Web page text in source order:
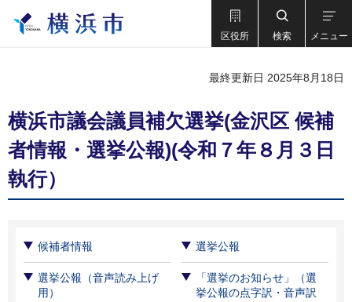
区役所 検索 メニュー
最終更新日 2025年8月18日
横浜市議会議員補欠選挙(金沢区 候補
者情報・選挙公報)(令和７年８月３日
執行）
候補者情報 選挙公報
選挙公報（音声読み上げ
用）
「選挙のお知らせ」（選
挙公報の点字訳・音声訳